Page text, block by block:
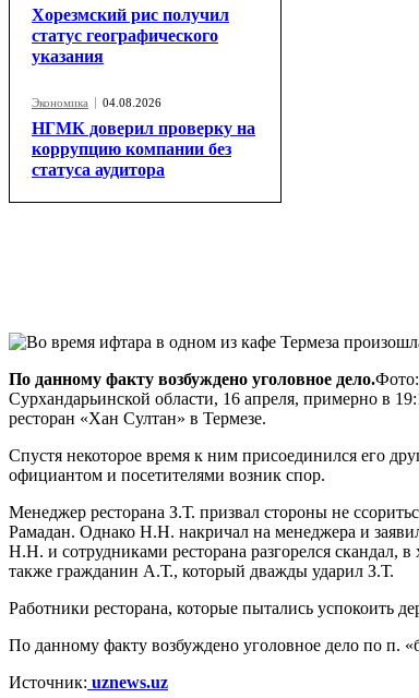
Хорезмский рис получил
статус географического
указания
Экономика 04.08.2026
НГМК доверил проверку на
коррупцию компании без
статуса аудитора
По данному факту возбуждено уголовное дело.
Сурхандарьинской области, 16 апреля, примерно в
ресторан «Хан Султан» в Термезе.
Спустя некоторое время к ним присоединился его
официантом и посетителями возник спор.
Менеджер ресторана З.Т. призвал стороны не
Рамадан. Однако Н.Н. накричал на менеджера и
Н.Н. и сотрудниками ресторана разгорелся скандал,
также гражданин А.Т., который дважды ударил З.Т.
Работники ресторана, которые пытались успокоить
По данному факту возбуждено уголовное дело по п.
Источник: uznews.uz